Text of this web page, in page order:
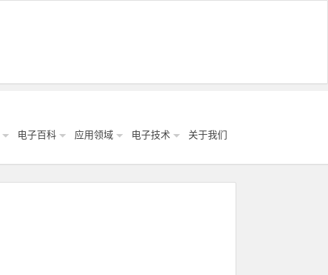
电子百科 应用领域 电子技术 关于我们